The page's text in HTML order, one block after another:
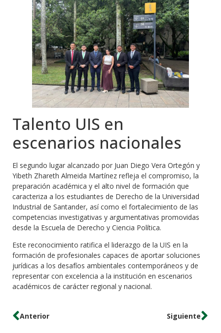
Talento UIS en
escenarios nacionales
El segundo lugar alcanzado por Juan Diego Vera Ortegón y
Yibeth Zhareth Almeida Martínez refleja el compromiso, la
preparación académica y el alto nivel de formación que
caracteriza a los estudiantes de Derecho de la Universidad
Industrial de Santander, así como el fortalecimiento de las
competencias investigativas y argumentativas promovidas
desde la Escuela de Derecho y Ciencia Política.
Este reconocimiento ratifica el liderazgo de la UIS en la
formación de profesionales capaces de aportar soluciones
jurídicas a los desafíos ambientales contemporáneos y de
representar con excelencia a la institución en escenarios
académicos de carácter regional y nacional.
Anterior Siguiente